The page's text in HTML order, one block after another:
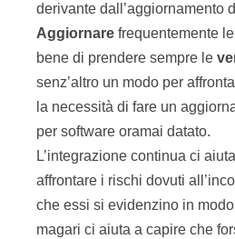
derivante dall’aggiornamento
Aggiornare frequentemente
bene di prendere sempre le
senz’altro un modo per
la necessità di fare un
per software oramai datato.
L’integrazione continua ci
affrontare i rischi dovuti
che essi si evidenzino in modo
magari ci aiuta a capire che